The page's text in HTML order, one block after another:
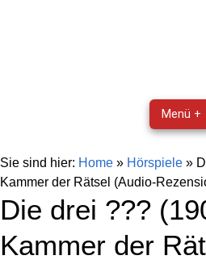
Menü +
Sie sind hier: Home » Hörspiele »
Kammer der Rätsel (Audio-
Die drei ???
Kammer der